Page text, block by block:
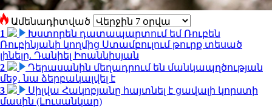
Ամենադիտված
1
Խստորեն դատապարտում եմ Ռուբեն
Ռուբինյանի կողմից Ստամբուլում թուրք տեսած
լինելը. Դանիել Իոաննիսյան
2
Դերասանին մեղադրում են մանկապղծության
մեջ․ նա ձերբակալվել է
3
Սիլվա Հակոբյանը հայտնել է ցավալի կորստի
մասին (Լուսանկար)